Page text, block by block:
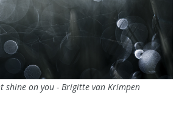
shine on you - Brigitte van Krimpen